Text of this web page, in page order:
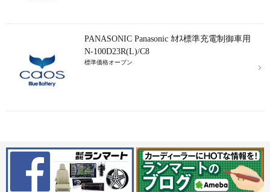
PANASONIC Panasonic ｶｵｽ標準充電制御車用
N-100D23R(L)/C8
標準価格オープン